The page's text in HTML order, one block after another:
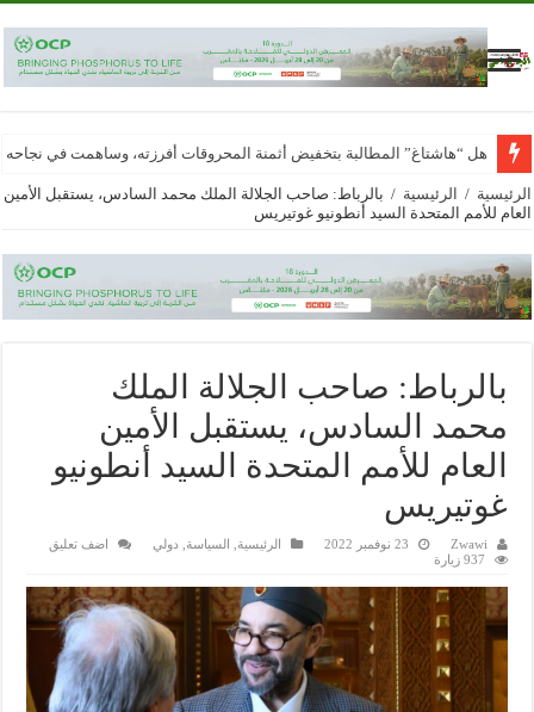
هل “هاشتاغ” المطالبة بتخفيض أثمنة المحروقات أفرزته، وساهمت في
الرئيسية / الرئيسية / بالرباط: صاحب الجلالة الملك محمد السادس، يستقبل الأمين
العام للأمم المتحدة السيد أنطونيو غوتيريس
بالرباط: صاحب الجلالة الملك
محمد السادس، يستقبل الأمين
العام للأمم المتحدة السيد أنطونيو
غوتيريس
Zwawi 23 نوفمبر 2022 الرئيسية السياسة دولي
اضف تعليق
937 زيارة